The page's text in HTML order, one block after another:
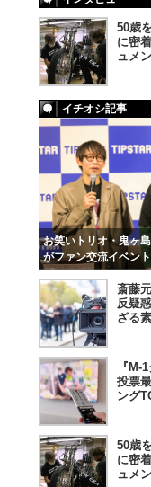
50歳
に密
ュメ
イチオシ記事
お笑いトリオ・鬼ヶ
がファン交流イベン
斎藤
反疑
ざる
『M-
投票
ング
50歳
に密
ュメ